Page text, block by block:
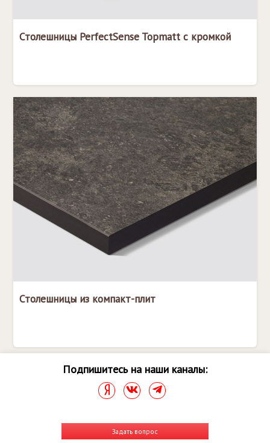
Столешницы PerfectSense Topmatt с кромкой
Столешницы из компакт-плит
Подпишитесь на наши каналы:
Задать вопрос